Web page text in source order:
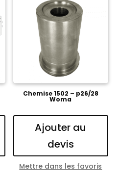
Chemise 1502 – p26/28
Woma
Ajouter au
devis
Mettre dans les favoris